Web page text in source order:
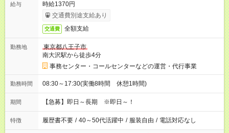
給与
時給1370円
交通費別途支給あり
交通費 全額支給
勤務地
東京都八王子市
南大沢駅から徒歩4分
事務センター・コールセンターなどの運営・代行事業
勤務時間 08:30～17:30(実働8時間 休憩1時間)
期間 【急募】即日～長期 ※即日～！
特徴 履歴書不要 / 40～50代活躍中 / 服装自由 / 電話対応なし